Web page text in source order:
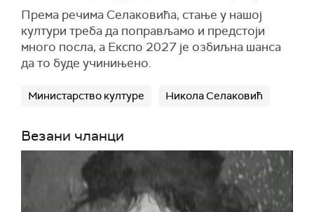
Према речима Селаковића, стање у нашој
култури треба да поправљамо и предстоји
много посла, а Експо 2027 је озбиљна шанса
да то буде учинињено.
Министарство културе Никола Селаковић
Везани чланци